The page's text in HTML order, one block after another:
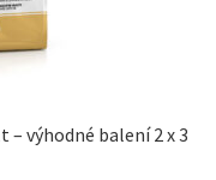
– výhodné balení 2 x 3